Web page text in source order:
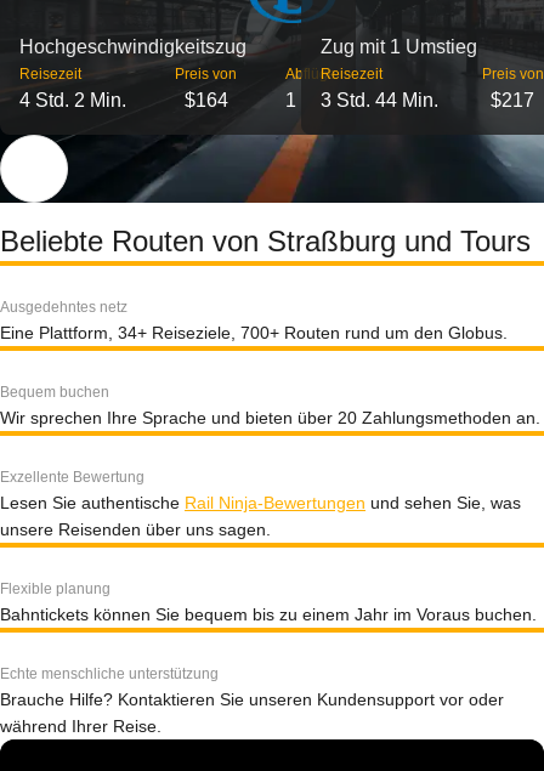
Hochgeschwindigkeitszug
Reisezeit
4 Std. 2 Min.
Preis von
$164
Abflüge
1
Zug mit 1 Umstieg
Reisezeit
3 Std. 44 Min.
Preis von
$217
Beliebte Routen von Straßburg und Tours
Ausgedehntes netz
Eine Plattform, 34+ Reiseziele, 700+ Routen rund um den Globus.
Bequem buchen
Wir sprechen Ihre Sprache und bieten über 20 Zahlungsmethoden an.
Exzellente Bewertung
Lesen Sie authentische Rail Ninja-Bewertungen und sehen Sie, was
unsere Reisenden über uns sagen.
Flexible planung
Bahntickets können Sie bequem bis zu einem Jahr im Voraus buchen.
Echte menschliche unterstützung
Brauche Hilfe? Kontaktieren Sie unseren Kundensupport vor oder
während Ihrer Reise.